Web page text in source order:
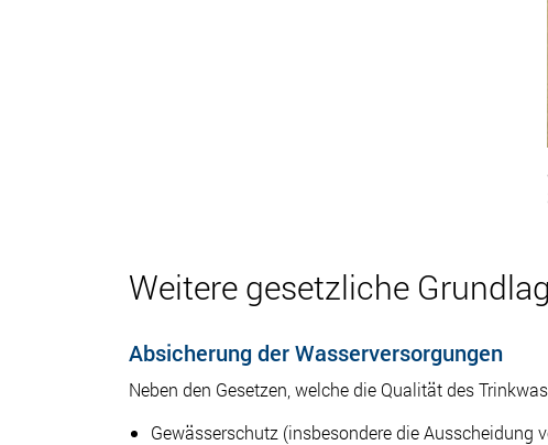
Weitere gesetzliche
Absicherung der Wasserversorgungen
Neben den Gesetzen, welche die Qualität des
Gewässerschutz (insbesondere die Ausscheidung